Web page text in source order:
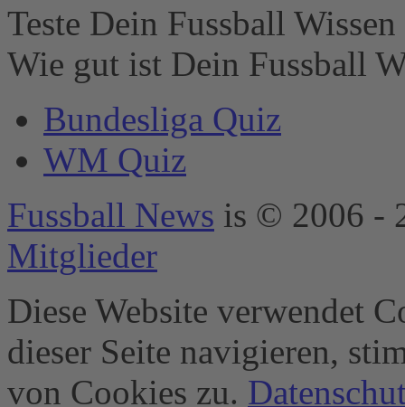
Liste der
verwendeten
hinzuzufügen.
Usercentrics
Consent
Management
Platform&
Teste Dein Fussball
Wie gut ist Dein Fussball
Bundesliga Quiz
WM Quiz
Fussball News is © 2006 -
Mitglieder
Diese Website verwendet
dieser Seite navigieren,
von Cookies zu.